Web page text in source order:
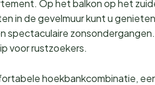
Op het balkon op het
in de gevelmuur kunt u
spectaculaire
voor rustzoekers.
hoekbankcombinatie,